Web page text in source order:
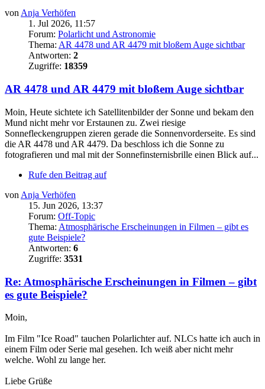
vonAnja Verhöfen
1. Jul 2026, 11:57
Forum: Polarlicht und Astronomie
Thema: AR 4478 und AR 4479 mit bloßem Auge sichtbar
Antworten: 2
Zugriffe: 18359
AR 4478 und AR 4479 mit bloßem Auge sichtbar
Moin, Heute sichtete ich Satellitenbilder der Sonne und bekam den
Mund nicht mehr vor Erstaunen zu. Zwei riesige
Sonnefleckengruppen zieren gerade die Sonnenvorderseite. Es sind
die AR 4478 und AR 4479. Da beschloss ich die Sonne zu
fotografieren und mal mit der Sonnefinsternisbrille einen Blick auf...
Rufe den Beitrag auf
von Anja Verhöfen
15. Jun 2026, 13:37
Forum: Off-Topic
Thema: Atmosphärische Erscheinungen in Filmen – gibt es
gute Beispiele?
Antworten: 6
Zugriffe: 3531
Re: Atmosphärische Erscheinungen in Filmen – gibt
es gute Beispiele?
Moin,
Im Film "Ice Road" tauchen Polarlichter auf. NLCs hatte ich auch in
einem Film oder Serie mal gesehen. Ich weiß aber nicht mehr
welche. Wohl zu lange her.
Liebe Grüße